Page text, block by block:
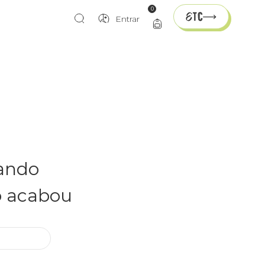
Entrar
0
acabou